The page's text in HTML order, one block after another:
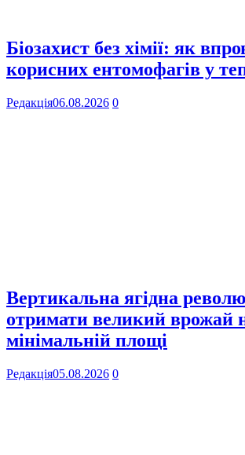
Біозахист без хімії: як
корисних ентомофагів у
Редакція06.08.2026 0
Вертикальна ягідна
отримати великий врожай
мінімальній площі
Редакція05.08.2026 0